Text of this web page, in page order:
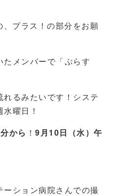
、プラス！の部分をお願
メンバーで「ぷらす
るみたいです！システ
曜日！
から ！ 9月10日（水）午
ション病院さんでの撮